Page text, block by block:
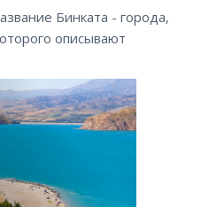
Бинката - города,
описывают